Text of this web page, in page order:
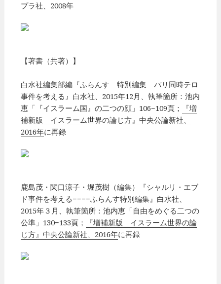
プラ社、2008年
【著書（共著）】
白水社編集部編『ふらんす 特別編集 パリ同時テロ
事件を考える』白水社、2015年12月、執筆箇所：池内
恵「『イスラーム国』の二つの顔」106−109頁；
『増
補新版 イスラーム世界の論じ方』中央公論新社、
2016年に再録
鹿島茂・関口涼子・堀茂樹（編集）『シャルリ・エブ
ド事件を考える−−−−ふらんす特別編集』白水社、
2015年３月、執筆箇所：池内恵「自由をめぐる二つの
公準」130−133頁；
『増補新版 イスラーム世界の論
じ方』中央公論新社、2016年に再録